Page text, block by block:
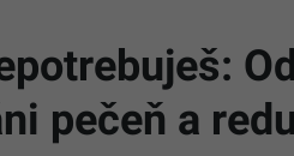
pečeň a